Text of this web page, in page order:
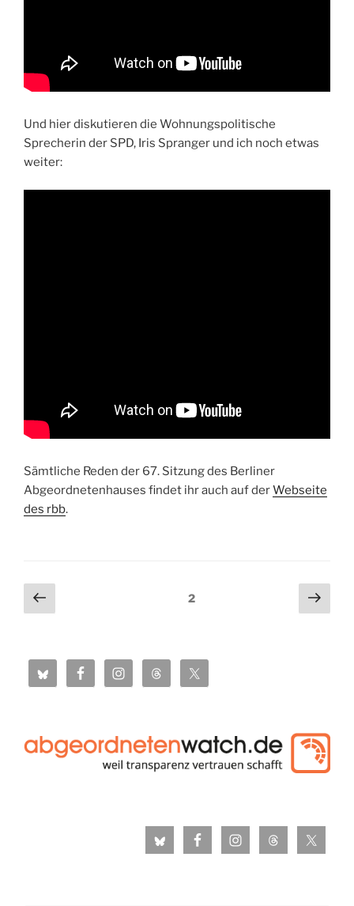
Und hier diskutieren die Wohnungspolitische
Sprecherin der SPD, Iris Spranger und ich noch etwas
weiter:
Sämtliche Reden der 67. Sitzung des Berliner
Abgeordnetenhauses findet ihr auch auf derWebseite
des rbb.
Seitennummerierung
der
Vorherige
Seite
Seite2